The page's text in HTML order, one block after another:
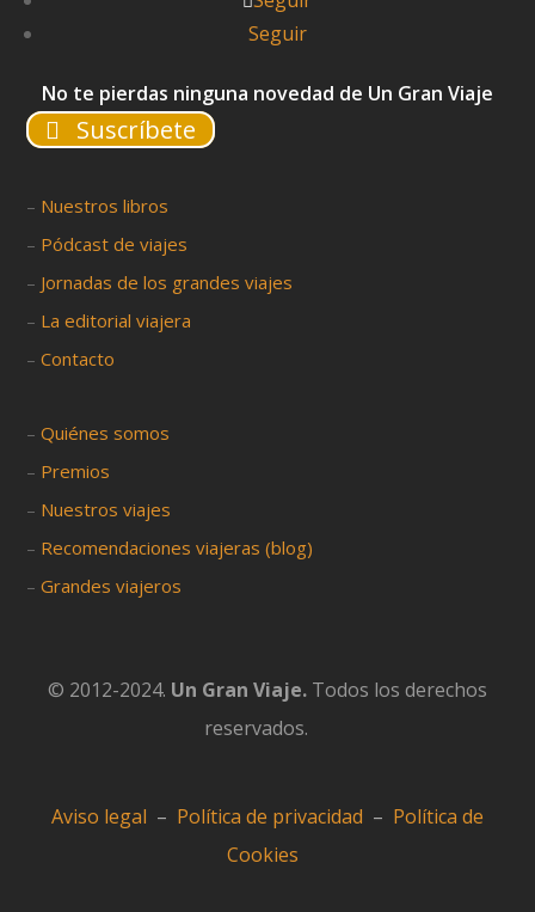
Seguir
No te pierdas ninguna novedad de Un Gran Viaje
Suscríbete
– Nuestros libros
– Pódcast de viajes
– Jornadas de los grandes viajes
– La editorial viajera
–Contacto
–Quiénes somos
– Premios
– Nuestros viajes
– Recomendaciones viajeras (blog)
–Grandes viajeros
© 2012-2024. Un Gran Viaje. Todos los derechos
reservados.
Aviso legal – Política de privacidad – Política de
Cookies